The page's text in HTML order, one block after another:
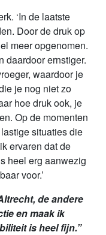
‘In de laatste
Door de druk op
meer opgenomen.
daardoor ernstiger.
waardoor je
je nog niet zo
hoe druk ook, je
Op de momenten
situaties die
ervaren dat de
heel erg aanwezig
voor.’
de andere
en maak ik
is heel fijn.”